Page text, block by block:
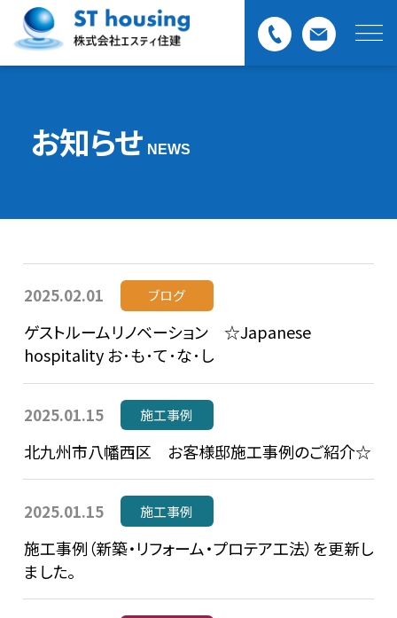
お知らせ NEWS
2025.02.01 ブログ
ゲストルームリノベーション ☆Japanese
hospitality お･も･て･な･し
2025.01.15 施工事例
北九州市八幡西区 お客様邸施工事例のご紹介☆
2025.01.15 施工事例
施工事例（新築・リフォーム・プロテア工法）を更新し
ました。